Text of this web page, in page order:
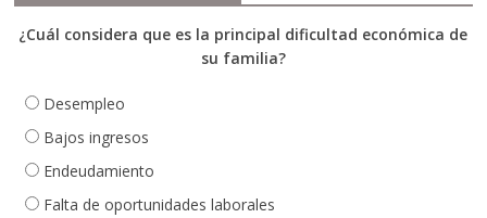
¿Cuál considera que es la principal dificultad económica de
su familia?
Desempleo
Bajos ingresos
Endeudamiento
Falta de oportunidades laborales